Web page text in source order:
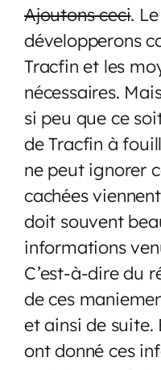
Ajoutons ceci.
développerons
Tracfin et les
nécessaires.
si peu que ce
de Tracfin à
ne peut ignorer
cachées
doit souvent
informations
C’est-à-dire du
de ces
et ainsi de suite.
ont donné ces